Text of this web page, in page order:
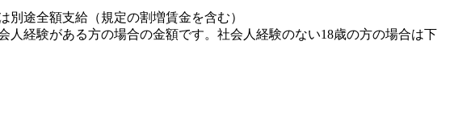
途全額支給（規定の割増賃金を含む）
人経験がある方の場合の金額です。社会人経験のない18歳の方の場合は下